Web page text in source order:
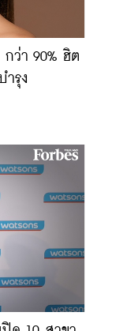
ว่า 90% ฮิต
ำรุง